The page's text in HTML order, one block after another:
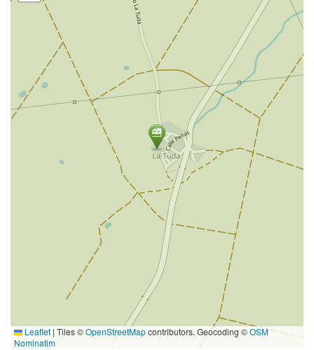
Leaflet | Tiles ©OpenStreetMapcontributors. Geocoding ©OSM
Nominatim